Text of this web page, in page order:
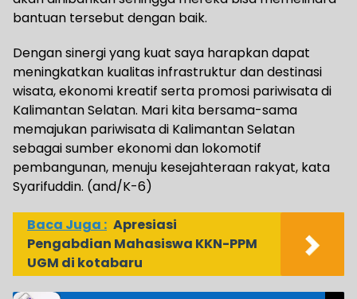
bantuan tersebut dengan baik.
Dengan sinergi yang kuat saya harapkan dapat
meningkatkan kualitas infrastruktur dan destinasi
wisata, ekonomi kreatif serta promosi pariwisata di
Kalimantan Selatan. Mari kita bersama-sama
memajukan pariwisata di Kalimantan Selatan
sebagai sumber ekonomi dan lokomotif
pembangunan, menuju kesejahteraan rakyat, kata
Syarifuddin. (and/K-6)
Baca Juga : Apresiasi
Pengabdian Mahasiswa KKN-PPM
UGM di kotabaru